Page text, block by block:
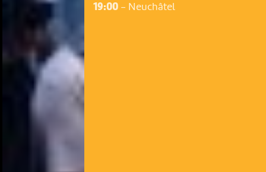
19:00- Neuchâtel